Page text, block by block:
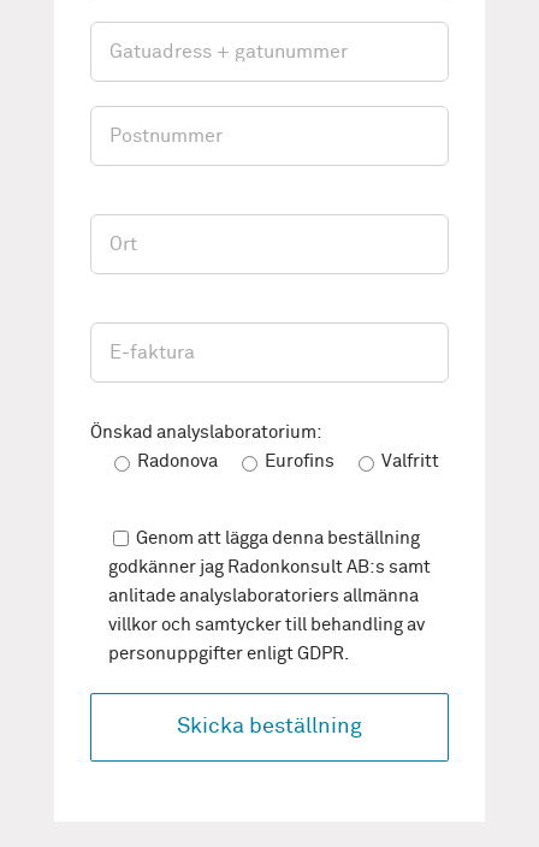
Önskad analyslaboratorium:
Radonova
Eurofins Valfritt
Genom att lägga denna beställning
godkänner jag Radonkonsult AB:s samt
anlitade analyslaboratoriers allmänna
villkor och samtycker till behandling av
personuppgifter enligt GDPR.